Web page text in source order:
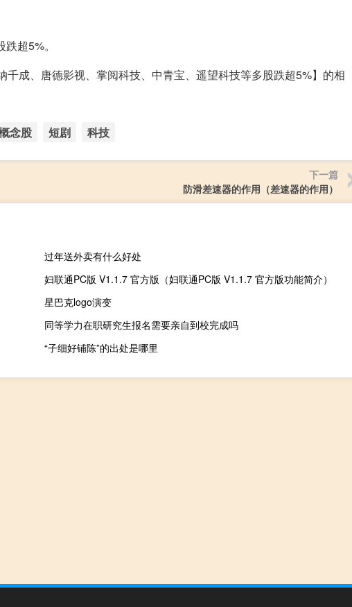
超5%。
成、唐德影视、掌阅科技、中青宝、遥望科技等多股跌超5%】的相
念股 短剧 科技
下一篇
防滑差速器的作用（差速器的作用）
过年送外卖有什么好处
妇联通PC版 V1.1.7 官方版（妇联通PC版 V1.1.7 官方版功能简介）
星巴克logo演变
同等学力在职研究生报名需要亲自到校完成吗
“子细好铺陈”的出处是哪里